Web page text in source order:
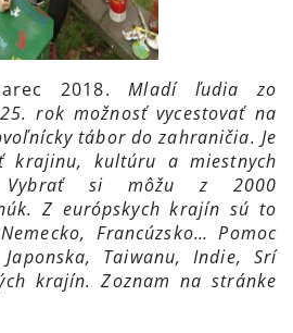
2018.Mladí ľudia zo
rok možnosť vycestovať na
tábor do zahraničia. Je
krajinu, kultúru a miestnych
Vybrať si môžu z 2000
Z európskych krajín sú to
Francúzsko… Pomoc
Taiwanu, Indie, Srí
krajín. Zoznam na stránke